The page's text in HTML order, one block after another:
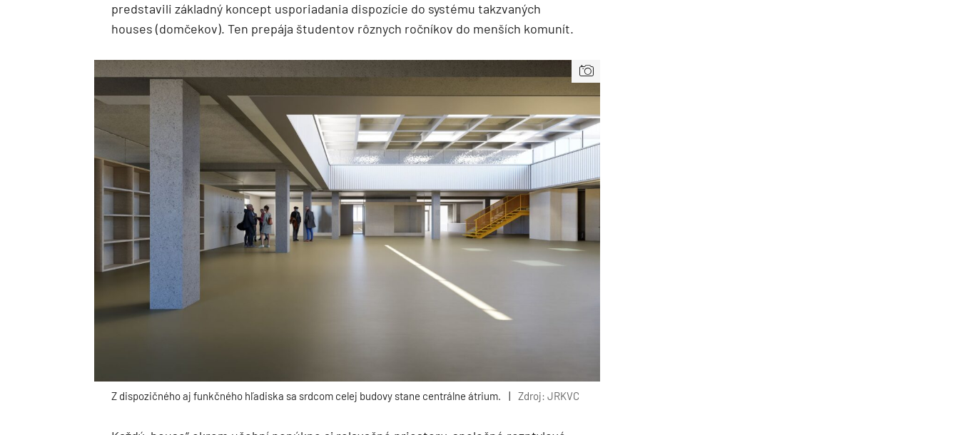
predstavili základný koncept usporiadania dispozície do systému takzvaných
houses (domčekov). Ten prepája študentov rôznych ročníkov do menších komunít.
Z dispozičného aj funkčného hľadiska sa srdcom celej budovy stane centrálne átrium. | Zdroj: JRKVC